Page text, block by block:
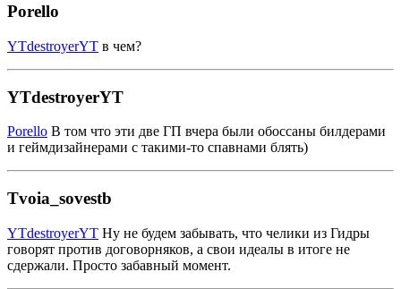
Porello
YTdestroyerYT в чем?
YTdestroyerYT
Porello В том что эти две ГП вчера были обоссаны билдерами
и геймдизайнерами с такими-то спавнами блять)
Tvoia_sovestb
YTdestroyerYT Ну не будем забывать, что челики из Гидры
говорят против договорняков, а свои идеалы в итоге не
сдержали. Просто забавный момент.